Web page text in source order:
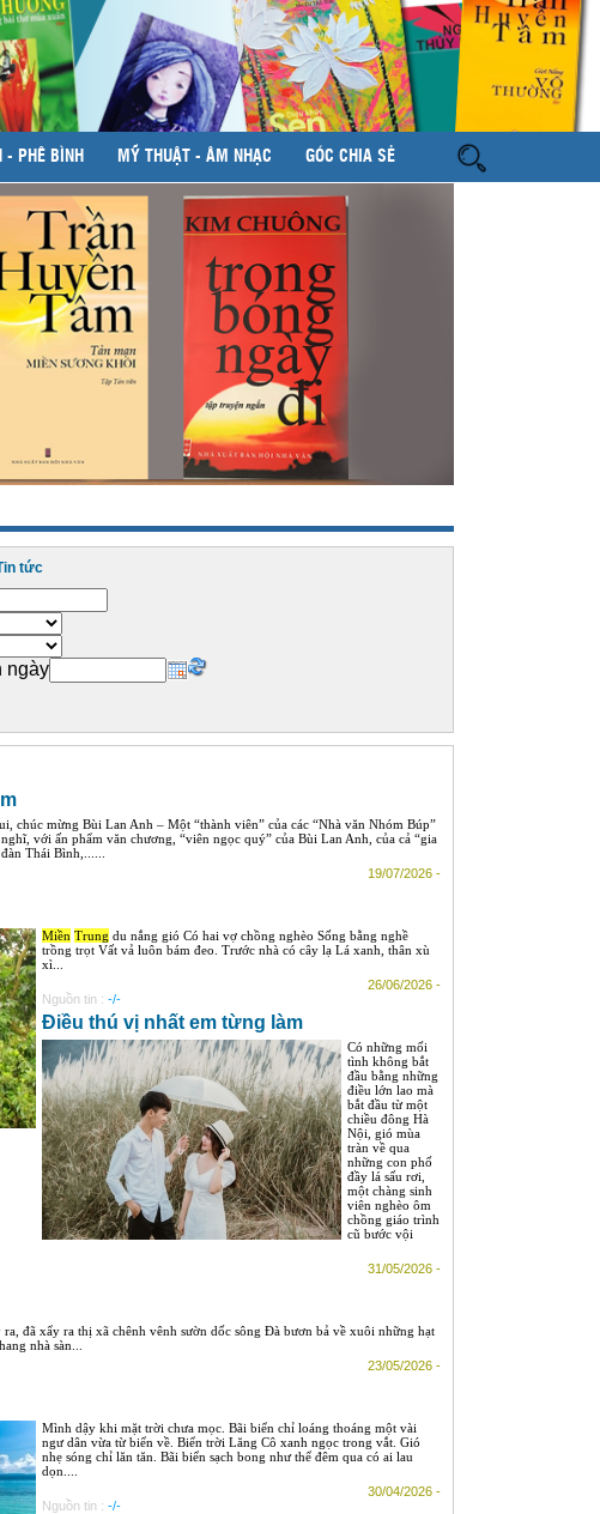
- PHÊ BÌNH MỸ THUẬT - ÂM NHẠC GÓC CHIA SẺ
tức
ngày
chúc mừng Bùi Lan Anh – Một “thành viên” của các “Nhà văn Nhóm Búp”
với ấn phẩm văn chương, “viên ngọc quý” của Bùi Lan Anh, của cả “gia
Thái Bình,......
19/07/2026 -
Miền Trung du nắng gió Có hai vợ chồng nghèo Sống bằng nghề
trồng trọt Vất vả luôn bám đeo. Trước nhà có cây lạ Lá xanh, thân xù
xì...
26/06/2026 -
Nguồn tin : -/-
Điều thú vị nhất em từng làm
Có những mối
tình không bắt
đầu bằng những
điều lớn lao mà
bắt đầu từ một
chiều đông Hà
Nội, gió mùa
tràn về qua
những con phố
đầy lá sấu rơi,
một chàng sinh
viên nghèo ôm
chồng giáo trình
cũ bước vội
31/05/2026 -
đã xẩy ra thị xã chênh vênh sườn dốc sông Đà bươn bả về xuôi những hạt
nhà sàn...
23/05/2026 -
Mình dậy khi mặt trời chưa mọc. Bãi biển chỉ loáng thoáng một vài
ngư dân vừa từ biển về. Biển trời Lăng Cô xanh ngọc trong vắt. Gió
nhẹ sóng chỉ lăn tăn. Bãi biển sạch bong như thể đêm qua có ai lau
dọn....
30/04/2026 -
Nguồn tin : -/-